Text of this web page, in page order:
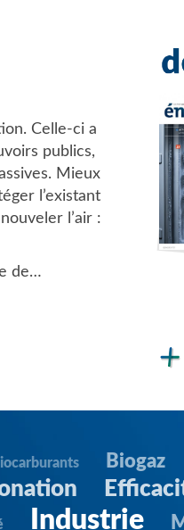
Celle-ci a
publics,
Mieux
l’existant
l’air :
de…
Biogaz
Industrie